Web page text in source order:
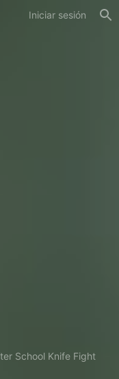
Iniciar sesión
School Knife Fight